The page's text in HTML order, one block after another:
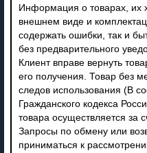
Информация о товарах, их
внешнем виде и
содержать ошибки, так и
без предварительного
Клиент вправе вернуть
его получения. Товар без
следов использования (В
Гражданского кодекса
товара осуществляется за
Запросы по обмену или
приниматься к